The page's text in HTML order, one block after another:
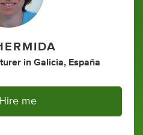
in Galicia, España
Hire me